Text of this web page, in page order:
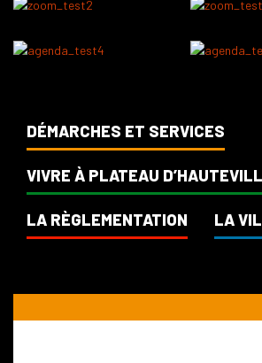
DÉMARCHES ET SERVICES
VIVRE À PLATEAU
LA RÈGLEMENTATION LA